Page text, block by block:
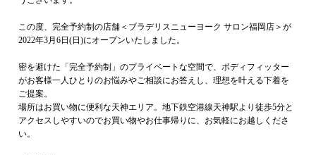
この度、完全予約制の店舗＜ブラデリスニューヨーク サロン福岡店＞が
2022年3月6日(日)にオープンいたしました。
密を避けた「完全予約制」のプライベートな空間で、ボディフィッター
がお客様一人ひとりのお悩みやご相談にお答えし、理想を叶える下着を
ご提案。
場所はお買い物に便利な天神エリア。地下鉄空港線天神駅より徒歩5分と
アクセスしやすいのでお買い物やお仕事帰りに、お気軽にお越しくださ
い。